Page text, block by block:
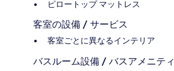
ピロートップ マットレス
客室の設備 / サービス
客室ごとに異なるインテリア
バスルーム設備 / バスアメニティ